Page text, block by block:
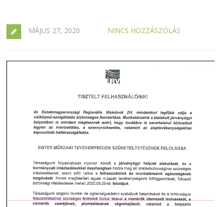
MÁJUS 27, 2020 NINCS HOZZÁSZÓLÁS